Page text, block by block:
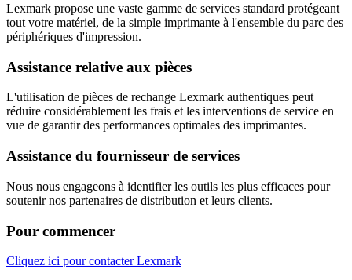
Lexmark propose une vaste gamme de services standard protégeant
tout votre matériel, de la simple imprimante à l'ensemble du parc des
périphériques d'impression.
Assistance relative aux pièces
L'utilisation de pièces de rechange Lexmark authentiques peut
réduire considérablement les frais et les interventions de service en
vue de garantir des performances optimales des imprimantes.
Assistance du fournisseur de services
Nous nous engageons à identifier les outils les plus efficaces pour
soutenir nos partenaires de distribution et leurs clients.
Pour commencer
Cliquez ici pour contacter Lexmark